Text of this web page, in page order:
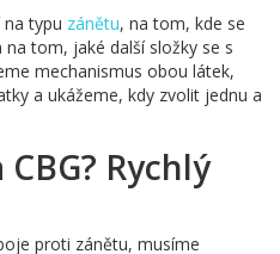
typu zánětu, na tom, kde se
tom, jaké další složky se s
mechanismus obou látek,
a ukážeme, kdy zvolit jednu a
Rychlý
proti zánětu, musíme